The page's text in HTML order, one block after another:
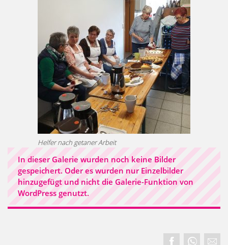
Helfer nach getaner Arbeit
In dieser Galerie wurden noch keine Bilder
gespeichert. Oder es wurden nur Einzelbilder
hinzugefügt und nicht die Galerie-Funktion von
WordPress genutzt.